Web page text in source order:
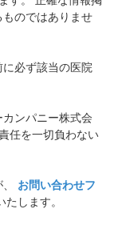
のではありませ
必ず該当の医院
ンパニー株式会
任を一切負わない
お問い合わせフ
します。